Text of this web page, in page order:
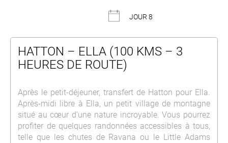
JOUR 8
HATTON – ELLA (100 KMS – 3
HEURES DE ROUTE)
Après le petit-déjeuner, transfert de Hatton pour Ella.
Après-midi libre à Ella, un petit village de montagne
situé au cœur d’une nature incroyable. Vous pourrez
profiter de quelques randonnées accessibles à tous,
telle que les chutes de Ravana ou le Little Adams